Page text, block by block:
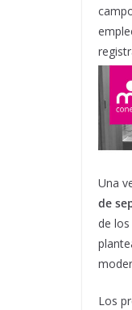
Una
de
de
Los